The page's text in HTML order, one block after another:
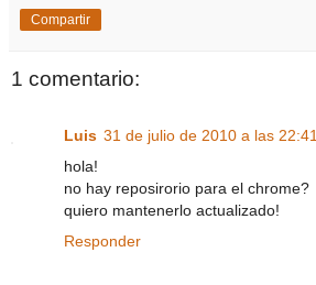
Compartir
1 comentario:
Luis 31 de julio de 2010 a las 22:41
hola!
no hay reposirorio para el chrome?
quiero mantenerlo actualizado!
Responder